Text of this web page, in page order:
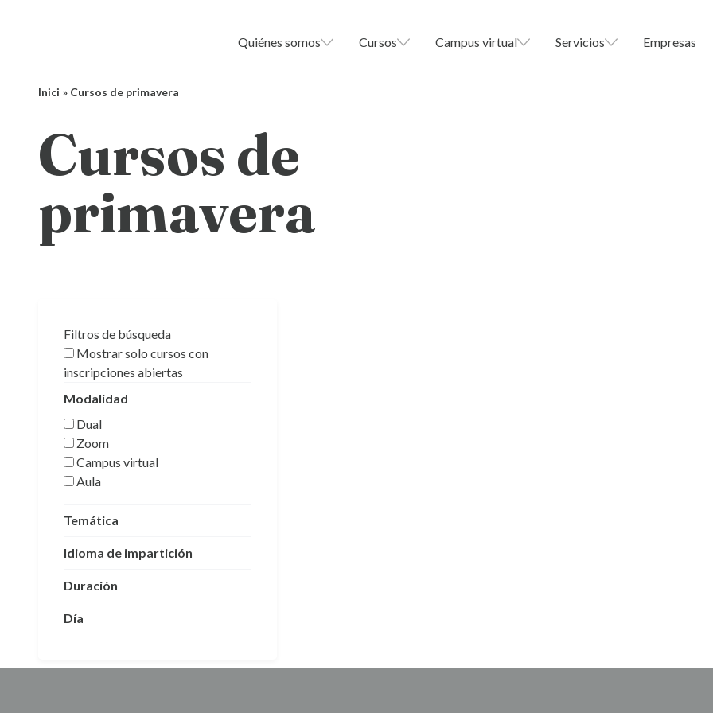
Quiénes somos Cursos Campus virtual Servicios Empresas
Inici » Cursos de primavera
Cursos de
primavera
Filtros de búsqueda
Mostrar solo cursos con
inscripciones abiertas
Modalidad
Dual
Zoom
Campus virtual
Aula
Temática
Idioma de impartición
Duración
Día